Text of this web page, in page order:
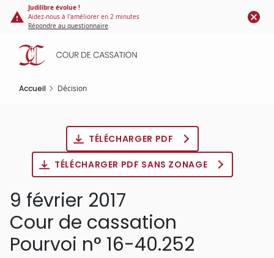
Panneau de gestion des cookies
contenu
principal
Judilibre évolue !
Aidez-nous à l'améliorer en 2 minutes
Répondre au questionnaire
Accueil Décision
TÉLÉCHARGER PDF
TÉLÉCHARGER PDF SANS ZONAGE
9 février 2017
Cour de cassation
Pourvoi n° 16-40.252